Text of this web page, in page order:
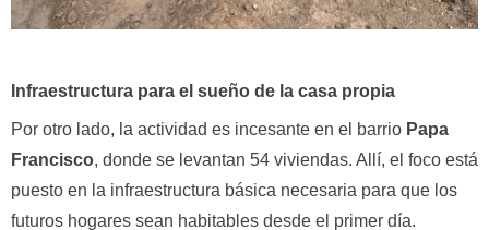
Infraestructura para el sueño de la casa propia
Por otro lado, la actividad es incesante en el barrio Papa
Francisco, donde se levantan 54 viviendas. Allí, el foco está
puesto en la infraestructura básica necesaria para que los
futuros hogares sean habitables desde el primer día.